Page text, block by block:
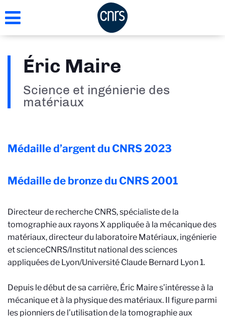
au
Éric Maire
Science et ingénierie des
matériaux
Médaille d’argent du CNRS2023
Médaille de bronze du CNRS2001
Directeur de recherche CNRS, spécialiste de la
tomographie aux rayons X appliquée à la mécanique des
matériaux, directeur du laboratoire Matériaux, ingénierie
et scienceCNRS/Institut national des sciences
appliquées de Lyon/Université Claude Bernard Lyon 1.
Depuis le début de sa carrière, Éric Maire s’intéresse à la
mécanique et à la physique des matériaux. Il figure parmi
les pionniers de l’utilisation de la tomographie aux